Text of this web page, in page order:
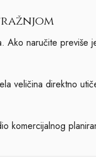
Ako naručite previše
veličina direktno
komercijalnog